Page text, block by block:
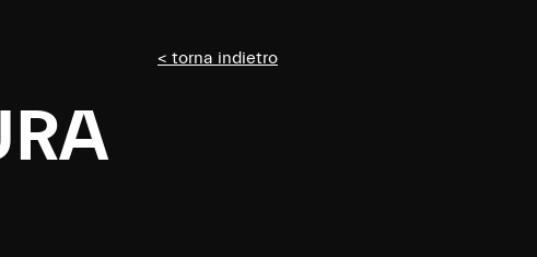
< torna indietro